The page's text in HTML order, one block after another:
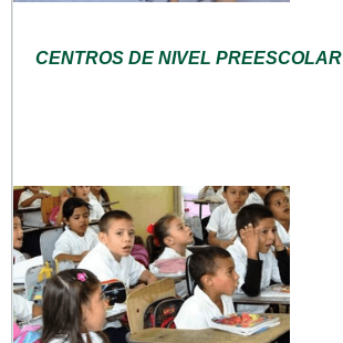
CENTROS DE NIVEL PREESCOLAR